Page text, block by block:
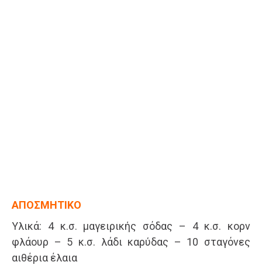
ΑΠΟΣΜΗΤΙΚΟ
Υλικά: 4 κ.σ. μαγειρικής σόδας – 4 κ.σ. κορν
φλάουρ – 5 κ.σ. λάδι καρύδας – 10 σταγόνες
αιθέρια έλαια